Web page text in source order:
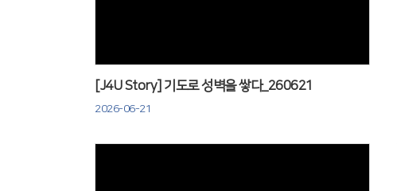
[J4U Story] 기도로 성벽을 쌓다_260621
2026-06-21